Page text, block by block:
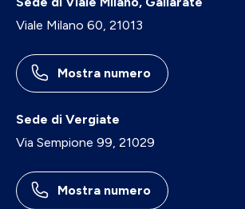
Viale Milano 60, 21013
Mostra numero
Sede di Vergiate
Via Sempione 99, 21029
Mostra numero